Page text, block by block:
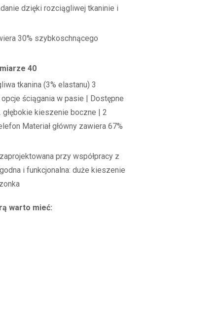
dzięki rozciągliwej tkaninie i
30% szybkoschnącego
40
tkanina (3% elastanu) 3
ściągania w pasie | Dostępne
kieszenie boczne | 2
Materiał główny zawiera 67%
przy współpracy z
i funkcjonalna: duże kieszenie
warto mieć: